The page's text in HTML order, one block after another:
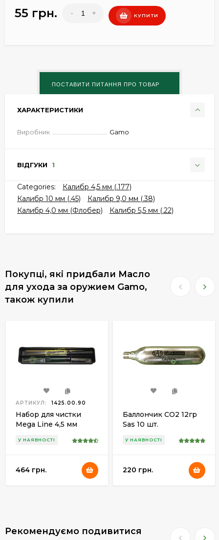
55 грн. - + КУПИТИ
ХАРАКТЕРИСТИКИ
Виробник Gamo
ВІДГУКИ 1
Categories:
Калибр 4,5 мм (.177)
Калибр 10 мм (.45)
Калибр 9,0 мм (.38)
Калибр 4,0 мм (Флобер)
Калибр 5,5 мм (.22)
Покупці, які придбали Масло
для ухода за оружием Gamo,
також купили
АРТИКУЛ: 1425.00.90
Набор для чистки
Mega Line 4,5 мм
латунный шомпол
У НАЯВНОСТІ
464 грн.
Баллончик СО2 12гр
Sas 10 шт.
У НАЯВНОСТІ
220 грн.
Рекомендуємо подивитися